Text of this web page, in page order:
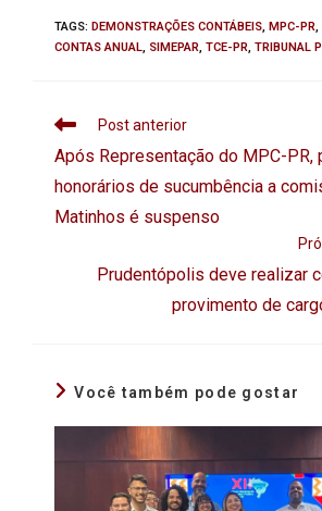
TAGS: DEMONSTRAÇÕES CONTÁBEIS, MPC-PR,
CONTAS ANUAL, SIMEPAR, TCE-PR, TRIBUNAL
Post anterior
Após Representação do MPC-PR,
honorários de sucumbência a
Matinhos é suspenso
Prudentópolis deve realizar
provimento de
Você também pode gostar